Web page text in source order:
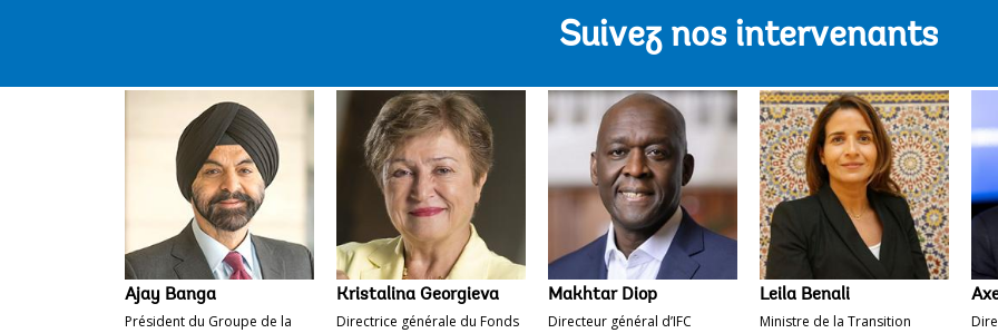
Suivez nos intervenants
Ajay Banga
Président du Groupe de la
Kristalina Georgieva
Directrice générale du Fonds
Kristalina Georgieva
Makhtar Diop
Directeur général d’IFC
Makhtar
Leila Benali
Ministre de la Transition